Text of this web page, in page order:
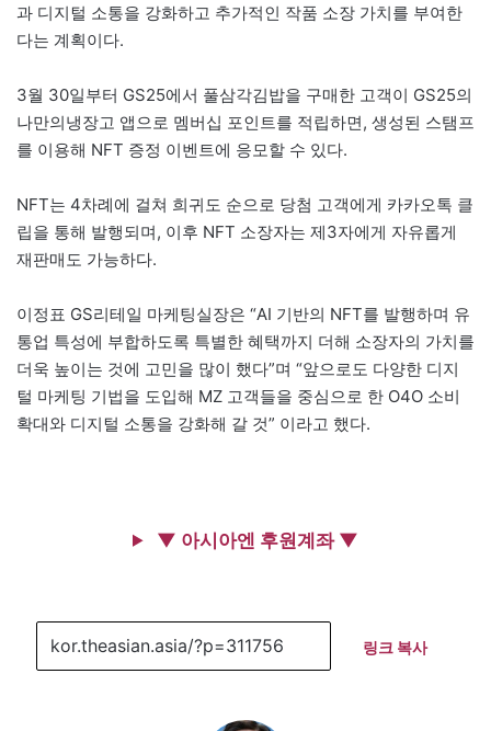
과 디지털 소통을 강화하고 추가적인 작품 소장 가치를 부여한
다는 계획이다.
3월 30일부터 GS25에서 풀삼각김밥을 구매한 고객이 GS25의
나만의냉장고 앱으로 멤버십 포인트를 적립하면, 생성된 스탬프
를 이용해 NFT 증정 이벤트에 응모할 수 있다.
NFT는 4차례에 걸쳐 희귀도 순으로 당첨 고객에게 카카오톡 클
립을 통해 발행되며, 이후 NFT 소장자는 제3자에게 자유롭게
재판매도 가능하다.
이정표 GS리테일 마케팅실장은 “AI 기반의 NFT를 발행하며 유
통업 특성에 부합하도록 특별한 혜택까지 더해 소장자의 가치를
더욱 높이는 것에 고민을 많이 했다”며 “앞으로도 다양한 디지
털 마케팅 기법을 도입해 MZ 고객들을 중심으로 한 O4O 소비
확대와 디지털 소통을 강화해 갈 것” 이라고 했다.
▼ 아시아엔 후원계좌 ▼
링크 복사